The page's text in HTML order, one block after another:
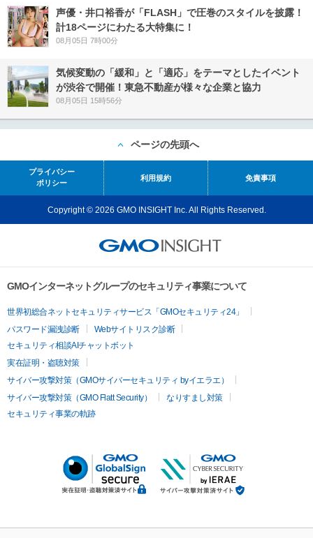
声優・井口裕香が「FLASH」で圧巻のスタイルを披露！
計18ページにわたる大特集に！
08月05日 7時00分
気候変動の「緩和」と「適応」をテーマとしたイベント
が渋谷で開催！東急不動産が様々な企業と協力
08月05日 15時56分
ページの先頭へ
プライバシー
ポリシー
利用規約 免責事項
Copyright © 2026 GMO INSIGHT Inc. All Rights Reserved.
GMOインターネットグループのセキュリティ事業について
世界初総合ネットセキュリティサービス「GMOセキュリティ24」
パスワード漏洩診断
Webサイトリスク診断
セキュリティ相談AIチャットボット
実在証明・盗聴対策
サイバー攻撃対策（GMOサイバーセキュリティ byイエラエ）
サイバー攻撃対策（GMO Flatt Security）
なりすまし対策
セキュリティ事業の軌跡